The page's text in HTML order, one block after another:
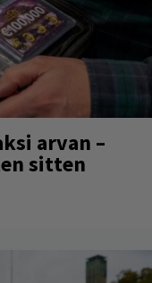
arvan –
sitten